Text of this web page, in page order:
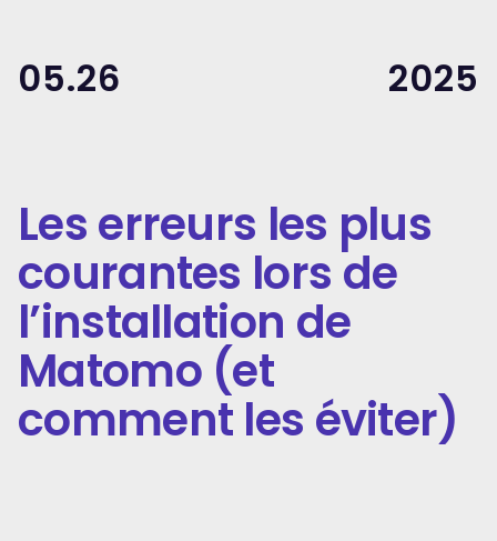
05.26 2025
Les erreurs les plus
courantes lors de
l’installation de
Matomo (et
comment les éviter)